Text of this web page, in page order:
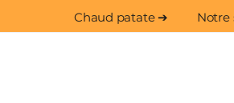
Chaud patate ➔ Notre